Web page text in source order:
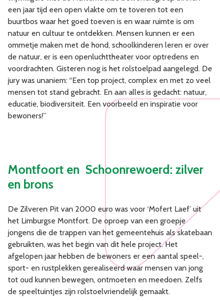
een jaar tijd een open vlakte om te toveren tot een
buurtbos waar het goed toeven is en waar ruimte is om
natuur en cultuur te ontdekken. Mensen kunnen er een
ommetje maken met de hond, schoolkinderen leren er over
de natuur, er is een openluchttheater voor optredens en
voordrachten. Gisteren nog is het rolstoelpad aangelegd. De
jury was unaniem: “Een top project, complex en met zo veel
mensen tot stand gebracht. En aan alles is gedacht: natuur,
educatie, biodiversiteit. Een voorbeeld en inspiratie voor
bewoners!”
Montfoort en Schoonrewoerd: zilver
en brons
De Zilveren Pit van 2000 euro was voor ‘Mofert Laef’ uit
het Limburgse Montfort. De oproep van een groepje
jongens die de trappen van het gemeentehuis als skatebaan
gebruikten, was het begin van dit hele project. Het
afgelopen jaar hebben de bewoners er een aantal speel-,
sport- en rustplekken gerealiseerd waar mensen van jong
tot oud kunnen bewegen, ontmoeten en meedoen. Zelfs
de speeltuintjes zijn rolstoelvriendelijk gemaakt.